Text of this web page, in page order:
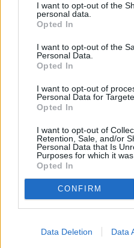
I want to opt-out of the
personal data.
Opted In
I want to opt-out of the
Personal Data.
Opted In
I want to opt-out of
Personal Data for
Opted In
I want to opt-out of
Retention, Sale, and/or
Personal Data that Is
Purposes for which it was
Opted In
CONFIRM
Data Deletion Data